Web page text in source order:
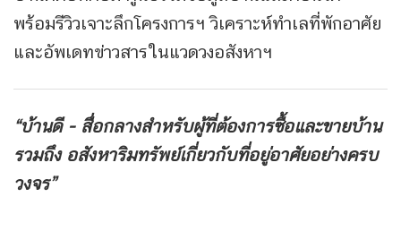
พร้อมรีวิวเจาะลึกโครงการฯ วิเคราะห์ทำเลที่พักอาศัย
และอัพเดทข่าวสารในแวดวงอสังหาฯ
“บ้านดี - สื่อกลางสำหรับผู้ที่ต้องการซื้อและขายบ้าน
รวมถึง อสังหาริมทรัพย์เกี่ยวกับที่อยู่อาศัยอย่างครบ
วงจร”